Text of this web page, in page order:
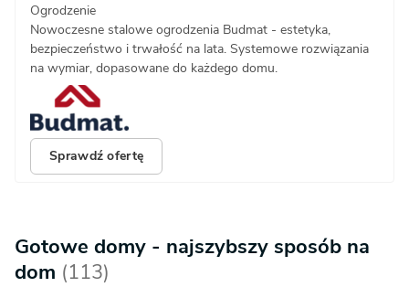
Ogrodzenie
Nowoczesne stalowe ogrodzenia Budmat - estetyka,
bezpieczeństwo i trwałość na lata. Systemowe rozwiązania
na wymiar, dopasowane do każdego domu.
Sprawdź ofertę
Gotowe domy - najszybszy sposób na
dom (113)